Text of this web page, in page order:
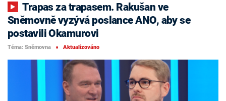
Trapas za trapasem. Rakušan ve
Sněmovně vyzývá poslance ANO, aby se
postavili Okamurovi
Téma: Sněmovna ■ Aktualizováno